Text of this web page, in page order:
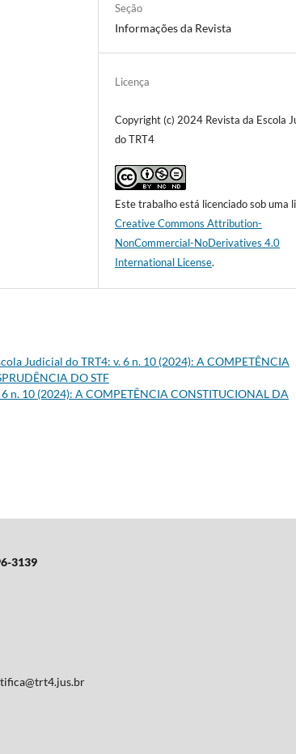
Seção
Informações da Revista
Licença
Copyright (c) 2024 Revista da Escola
do TRT4
Este trabalho está licenciado sob uma
Creative Commons Attribution-
NonCommercial-NoDerivatives 4.0
International License.
Judicial do TRT4: v. 6 n. 10 (2024): A COMPETÊNCIA
DO STF
n. 10 (2024): A COMPETÊNCIA CONSTITUCIONAL DA
3139